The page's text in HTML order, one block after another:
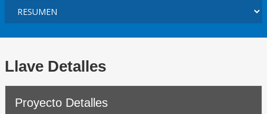
Llave Detalles
Proyecto Detalles